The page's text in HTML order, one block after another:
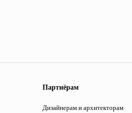
Партнёрам
Дизайнерам и архитекторам